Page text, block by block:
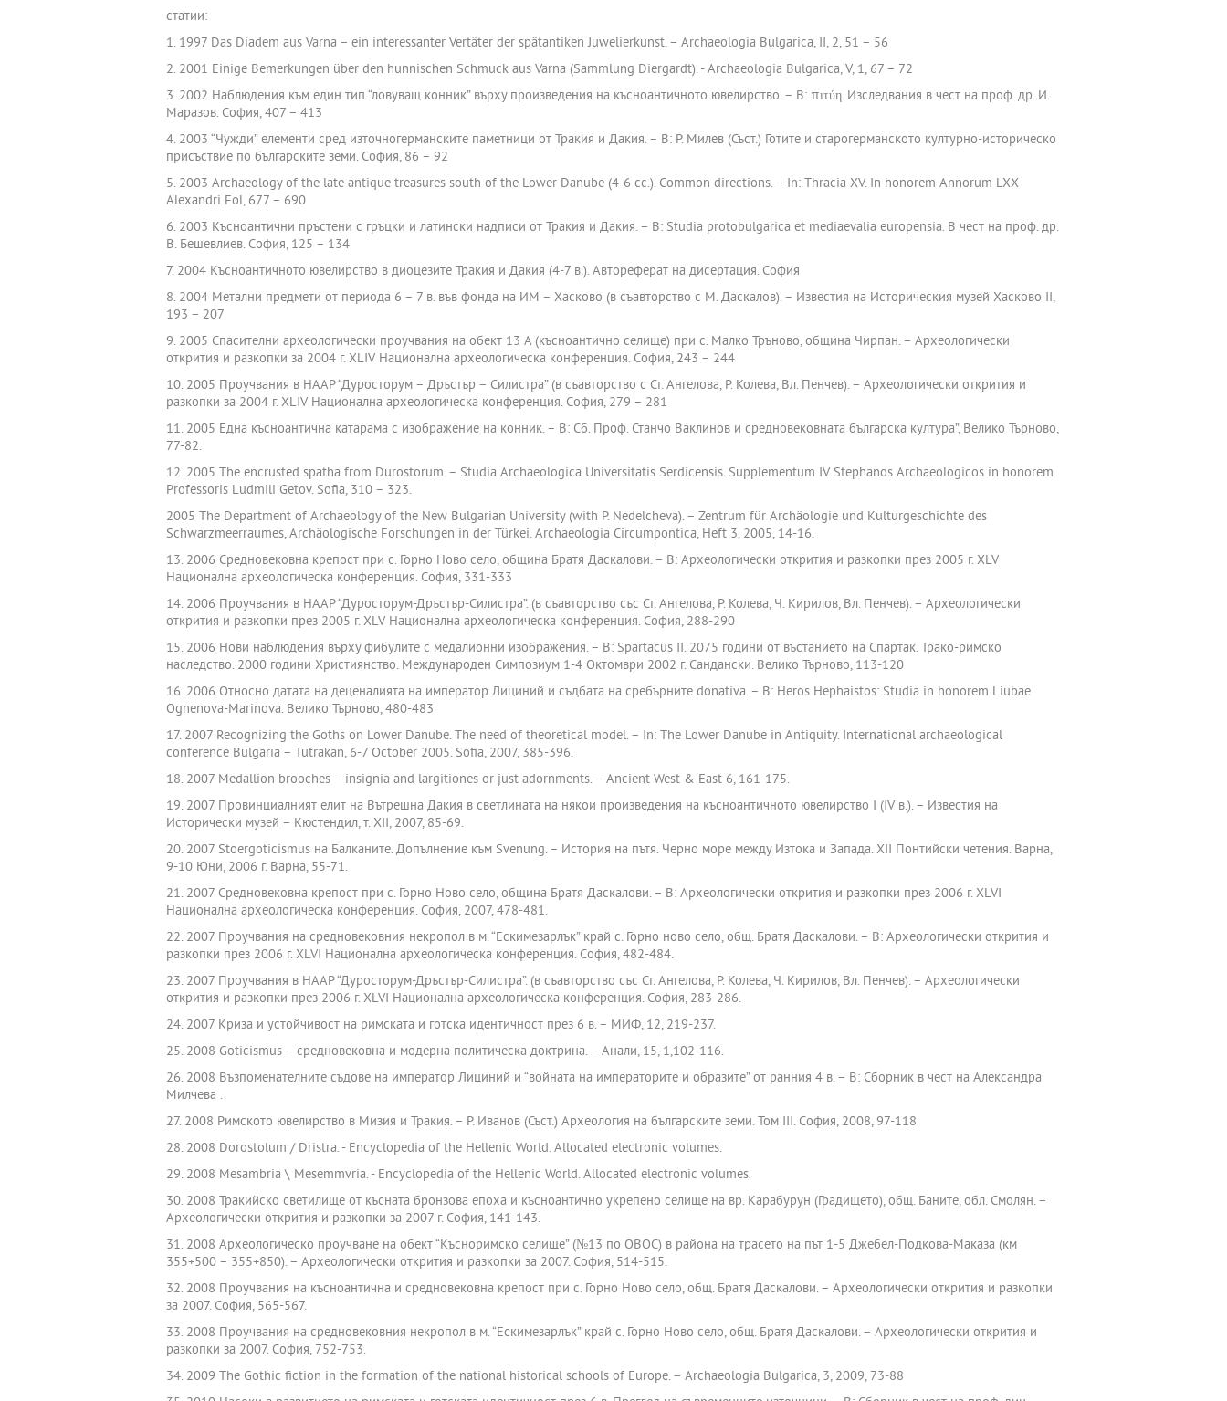
статии:
1. 1997 Das Diadem aus Varna – ein interessanter Vertäter der spätantiken Juwelierkunst. – Archaeologia Bulgarica, II, 2, 51 – 56
2. 2001 Einige Bemerkungen über den hunnischen Schmuck aus Varna (Sammlung Diergardt). - Archaeologia Bulgarica, V, 1, 67 – 72
3. 2002 Наблюдения към един тип “ловуващ конник” върху произведения на късноантичното ювелирство. – В: πιτύη. Изследвания в чест на проф. др. И.
Маразов. София, 407 – 413
4. 2003 “Чужди” елементи сред източногерманските паметници от Тракия и Дакия. – В: Р. Милев (Съст.) Готите и старогерманското културно-историческо
присъствие по българските земи. София, 86 – 92
5. 2003 Archaeology of the late antique treasures south of the Lower Danube (4-6 cc.). Common directions. – In: Thracia XV. In honorem Annorum LXX
Alexandri Fol, 677 – 690
6. 2003 Късноантични пръстени с гръцки и латински надписи от Тракия и Дакия. – В: Studia protobulgarica et mediaevalia europensia. В чест на проф. др.
В. Бешевлиев. София, 125 – 134
7. 2004 Късноантичното ювелирство в диоцезите Тракия и Дакия (4-7 в.). Автореферат на дисертация. София
8. 2004 Метални предмети от периода 6 – 7 в. във фонда на ИМ – Хасково (в съавторство с М. Даскалов). – Известия на Историческия музей Хасково ІІ,
193 – 207
9. 2005 Спасителни археологически проучвания на обект 13 А (късноантично селище) при с. Малко Тръново, община Чирпан. – Археологически
открития и разкопки за 2004 г. XLIV Национална археологическа конференция. София, 243 – 244
10. 2005 Проучвания в НААР “Дуросторум – Дръстър – Силистра” (в съавторство с Ст. Ангелова, Р. Колева, Вл. Пенчев). – Археологически открития и
разкопки за 2004 г. XLIV Национална археологическа конференция. София, 279 – 281
11. 2005 Една късноантична катарама с изображение на конник. – В: Сб. Проф. Станчо Ваклинов и средновековната българска култура”, Велико Търново,
77-82.
12. 2005 The encrusted spatha from Durostorum. – Studia Archaeologica Universitatis Serdicensis. Supplementum IV Stеphanos Archaeologicos in honorem
Professoris Ludmili Getov. Sofia, 310 – 323.
2005 The Department of Archaeology of the New Bulgarian University (with P. Nedelcheva). – Zentrum für Archäologie und Kulturgeschichte des
Schwarzmeerraumes, Archäologische Forschungen in der Türkei. Archaeologia Circumpontica, Heft 3, 2005, 14-16.
13. 2006 Средновековна крепост при с. Горно Ново село, община Братя Даскалови. – В: Археологически открития и разкопки през 2005 г. XLV
Национална археологическа конференция. София, 331-333
14. 2006 Проучвания в НААР “Дуросторум-Дръстър-Силистра”. (в съавторство със Ст. Ангелова, Р. Колева, Ч. Кирилов, Вл. Пенчев). – Археологически
открития и разкопки през 2005 г. XLV Национална археологическа конференция. София, 288-290
15. 2006 Нови наблюдения върху фибулите с медалионни изображения. – В: Spartacus II. 2075 години от въстанието на Спартак. Трако-римско
наследство. 2000 години Християнство. Международен Симпозиум 1-4 Октомври 2002 г. Сандански. Велико Търново, 113-120
16. 2006 Относно датата на деценалията на император Лициний и съдбата на сребърните donativa. – В: Heros Hephaistos: Studia in honorem Liubae
Ognenova-Marinova. Велико Търново, 480-483
17. 2007 Recognizing the Goths on Lower Danube. The need of theoretical model. – In: The Lower Danube in Antiquity. International archaeological
conference Bulgaria – Tutrakan, 6-7 October 2005. Sofia, 2007, 385-396.
18. 2007 Medallion brooches – insignia and largitiones or just adornments. – Ancient West & East 6, 161-175.
19. 2007 Провинциалният елит на Вътрешна Дакия в светлината на някои произведения на късноантичното ювелирство І (ІV в.). – Известия на
Исторически музей – Кюстендил, т. ХІІ, 2007, 85-69.
20. 2007 Stoergoticismus на Балканите. Допълнение към Svenung. – История на пътя. Черно море между Изтока и Запада. ХІІ Понтийски четения. Варна,
9-10 Юни, 2006 г. Варна, 55-71.
21. 2007 Средновековна крепост при с. Горно Ново село, община Братя Даскалови. – В: Археологически открития и разкопки през 2006 г. XLVІ
Национална археологическа конференция. София, 2007, 478-481.
22. 2007 Проучвания на средновековния некропол в м. “Ескимезарлък” край с. Горно ново село, общ. Братя Даскалови. – В: Археологически открития и
разкопки през 2006 г. XLVІ Национална археологическа конференция. София, 482-484.
23. 2007 Проучвания в НААР “Дуросторум-Дръстър-Силистра”. (в съавторство със Ст. Ангелова, Р. Колева, Ч. Кирилов, Вл. Пенчев). – Археологически
открития и разкопки през 2006 г. XLVІ Национална археологическа конференция. София, 283-286.
24. 2007 Криза и устойчивост на римската и готска идентичност през 6 в. – МИФ, 12, 219-237.
25. 2008 Goticismus – средновековна и модерна политическа доктрина. – Анали, 15, 1,102-116.
26. 2008 Възпоменателните съдове на император Лициний и “войната на императорите и образите” от ранния 4 в. – В: Сборник в чест на Александра
Милчева .
27. 2008 Римското ювелирство в Мизия и Тракия. – Р. Иванов (Съст.) Археология на българските земи. Том ІІІ. София, 2008, 97-118
28. 2008 Dorostolum / Dristra. - Encyclopedia of the Hellenic World. Allocated electronic volumes.
29. 2008 Mesambria \ Mesemmvria. - Encyclopedia of the Hellenic World. Allocated electronic volumes.
30. 2008 Тракийско светилище от късната бронзова епоха и късноантично укрепено селище на вр. Карабурун (Градището), общ. Баните, обл. Смолян. –
Археологически открития и разкопки за 2007 г. София, 141-143.
31. 2008 Археологическо проучване на обект “Късноримско селище” (№13 по ОВОС) в района на трасето на път 1-5 Джебел-Подкова-Маказа (км
355+500 – 355+850). – Археологически открития и разкопки за 2007. София, 514-515.
32. 2008 Проучвания на късноантична и средновековна крепост при с. Горно Ново село, общ. Братя Даскалови. – Археологически открития и разкопки
за 2007. София, 565-567.
33. 2008 Проучвания на средновековния некропол в м. “Ескимезарлък” край с. Горно Ново село, общ. Братя Даскалови. – Археологически открития и
разкопки за 2007. София, 752-753.
34. 2009 The Gothic fiction in the formation of the national historical schools of Europe. – Archaeologia Bulgarica, 3, 2009, 73-88